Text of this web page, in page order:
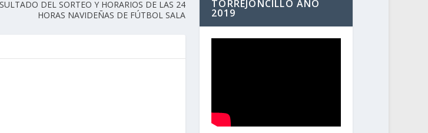
DEL SORTEO Y HORARIOS DE LAS 24
HORAS NAVIDEÑAS DE FÚTBOL SALA
TORREJONCILLO AÑO
2019